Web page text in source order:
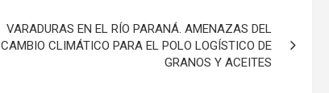
VARADURAS EN EL RÍO PARANÁ. AMENAZAS DEL
CAMBIO CLIMÁTICO PARA EL POLO LOGÍSTICO DE
GRANOS Y ACEITES